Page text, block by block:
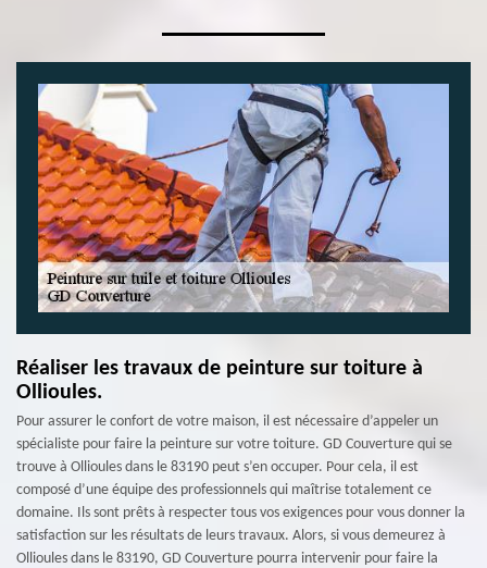
Réaliser les travaux de peinture sur toiture à
Ollioules.
Pour assurer le confort de votre maison, il est nécessaire d’appeler un
spécialiste pour faire la peinture sur votre toiture. GD Couverture qui se
trouve à Ollioules dans le 83190 peut s’en occuper. Pour cela, il est
composé d’une équipe des professionnels qui maîtrise totalement ce
domaine. Ils sont prêts à respecter tous vos exigences pour vous donner la
satisfaction sur les résultats de leurs travaux. Alors, si vous demeurez à
Ollioules dans le 83190, GD Couverture pourra intervenir pour faire la